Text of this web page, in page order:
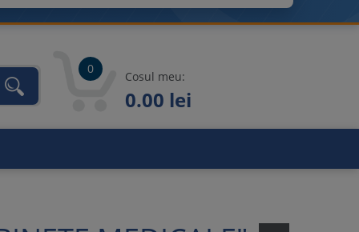
0
Cosul meu:
0.00 lei